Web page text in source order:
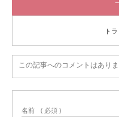
ト
この記事へのコメントはありま
名前 ( 必須 )